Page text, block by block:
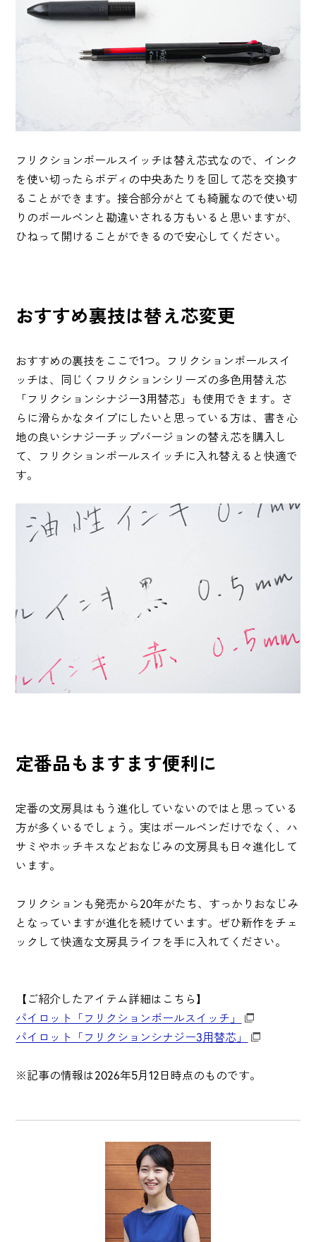
フリクションボールスイッチは替え芯式なので、インク
を使い切ったらボディの中央あたりを回して芯を交換す
ることができます。接合部分がとても綺麗なので使い切
りのボールペンと勘違いされる方もいると思いますが、
ひねって開けることができるので安心してください。
おすすめ裏技は替え芯変更
おすすめの裏技をここで1つ。フリクションボールスイ
ッチは、同じくフリクションシリーズの多色用替え芯
「フリクションシナジー3用替芯」も使用できます。さ
らに滑らかなタイプにしたいと思っている方は、書き心
地の良いシナジーチップバージョンの替え芯を購入し
て、フリクションボールスイッチに入れ替えると快適で
す。
定番品もますます便利に
定番の文房具はもう進化していないのではと思っている
方が多くいるでしょう。実はボールペンだけでなく、ハ
サミやホッチキスなどおなじみの文房具も日々進化して
います。
フリクションも発売から20年がたち、すっかりおなじみ
となっていますが進化を続けています。ぜひ新作をチェ
ックして快適な文房具ライフを手に入れてください。
【ご紹介したアイテム詳細はこちら】
パイロット「フリクションボールスイッチ」
パイロット「フリクションシナジー3用替芯」
※記事の情報は2026年5月12日時点のものです。